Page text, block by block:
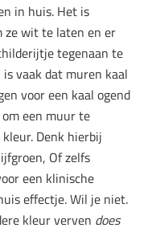
in huis. Het is
ze wit te laten en er
tegenaan te
vaak dat muren kaal
voor een kaal ogend
een muur te
Denk hierbij
Of zelfs
een klinische
effectje. Wil je niet.
kleur verven does